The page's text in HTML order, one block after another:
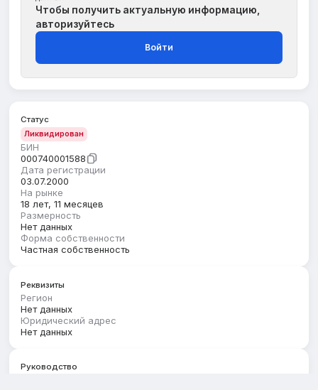
Чтобы получить актуальную информацию,
авторизуйтесь
Войти
Статус
Ликвидирован
БИН
000740001588
Дата регистрации
03.07.2000
На рынке
18 лет, 11 месяцев
Размерность
Нет данных
Форма собственности
Частная собственность
Реквизиты
Регион
Нет данных
Юридический адрес
Нет данных
Руководство